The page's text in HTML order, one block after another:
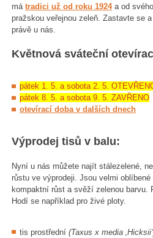
mátradici už od roku 1924a od
pražskou veřejnou zeleň. Zastavte se
právě u nás.
Květnová sváteční
pátek 1. 5. a sobota 2. 5.
pátek 8. 5. a sobota 9. 5. ZAVŘENO
otevírací doba v dalších dnech
Výprodej tisů v balu:
Nyní u nás můžete najít stálezelené,
růstu ve výprodeji. Jsou velmi
kompaktní růst a svěží zelenou barvu.
Hodí se například pro živé ploty.
tis prostřední (Taxus x media